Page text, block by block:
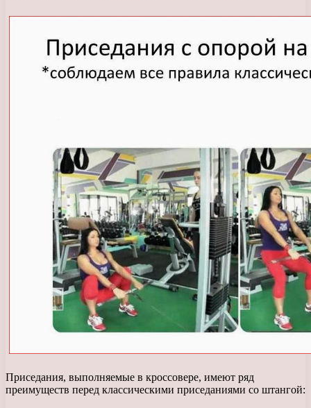
Приседания, выполняемые в кроссовере, имеют ряд
преимуществ перед классическими приседаниями со штангой: